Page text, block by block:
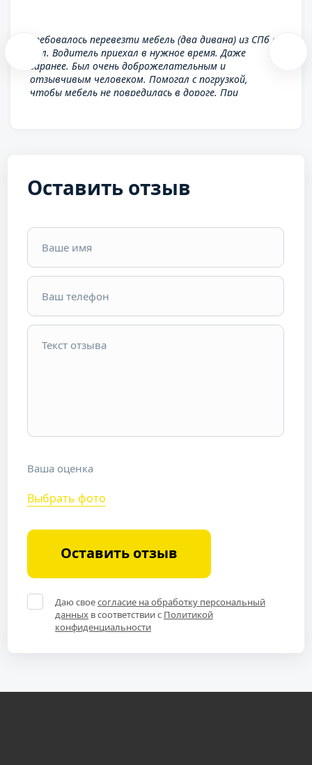
Требовалось перевезти мебель (два дивана) из СПб в
обл. Водитель приехал в нужное время. Даже
заранее. Был очень доброжелательным и
отзывчивым человеком. Помогал с погрузкой,
чтобы мебель не повредилась в дороге. При
Оставить отзыв
Ваша оценка
Выбрать фото
Оставить отзыв
Даю своесогласие на обработку персональный
данных в соответствии с Политикой
конфиденциальности